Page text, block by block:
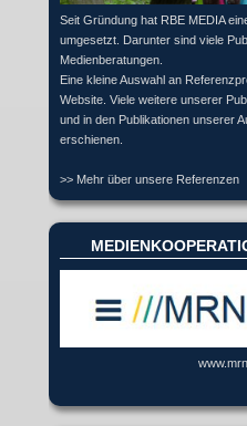
Seit Gründung hat RBE MEDIA
umgesetzt. Darunter sind viele
Medienberatungen.
Eine kleine Auswahl an
Website. Viele weitere unserer
und in den Publikationen unserer
erschienen.
>> Mehr über unsere Referenzen